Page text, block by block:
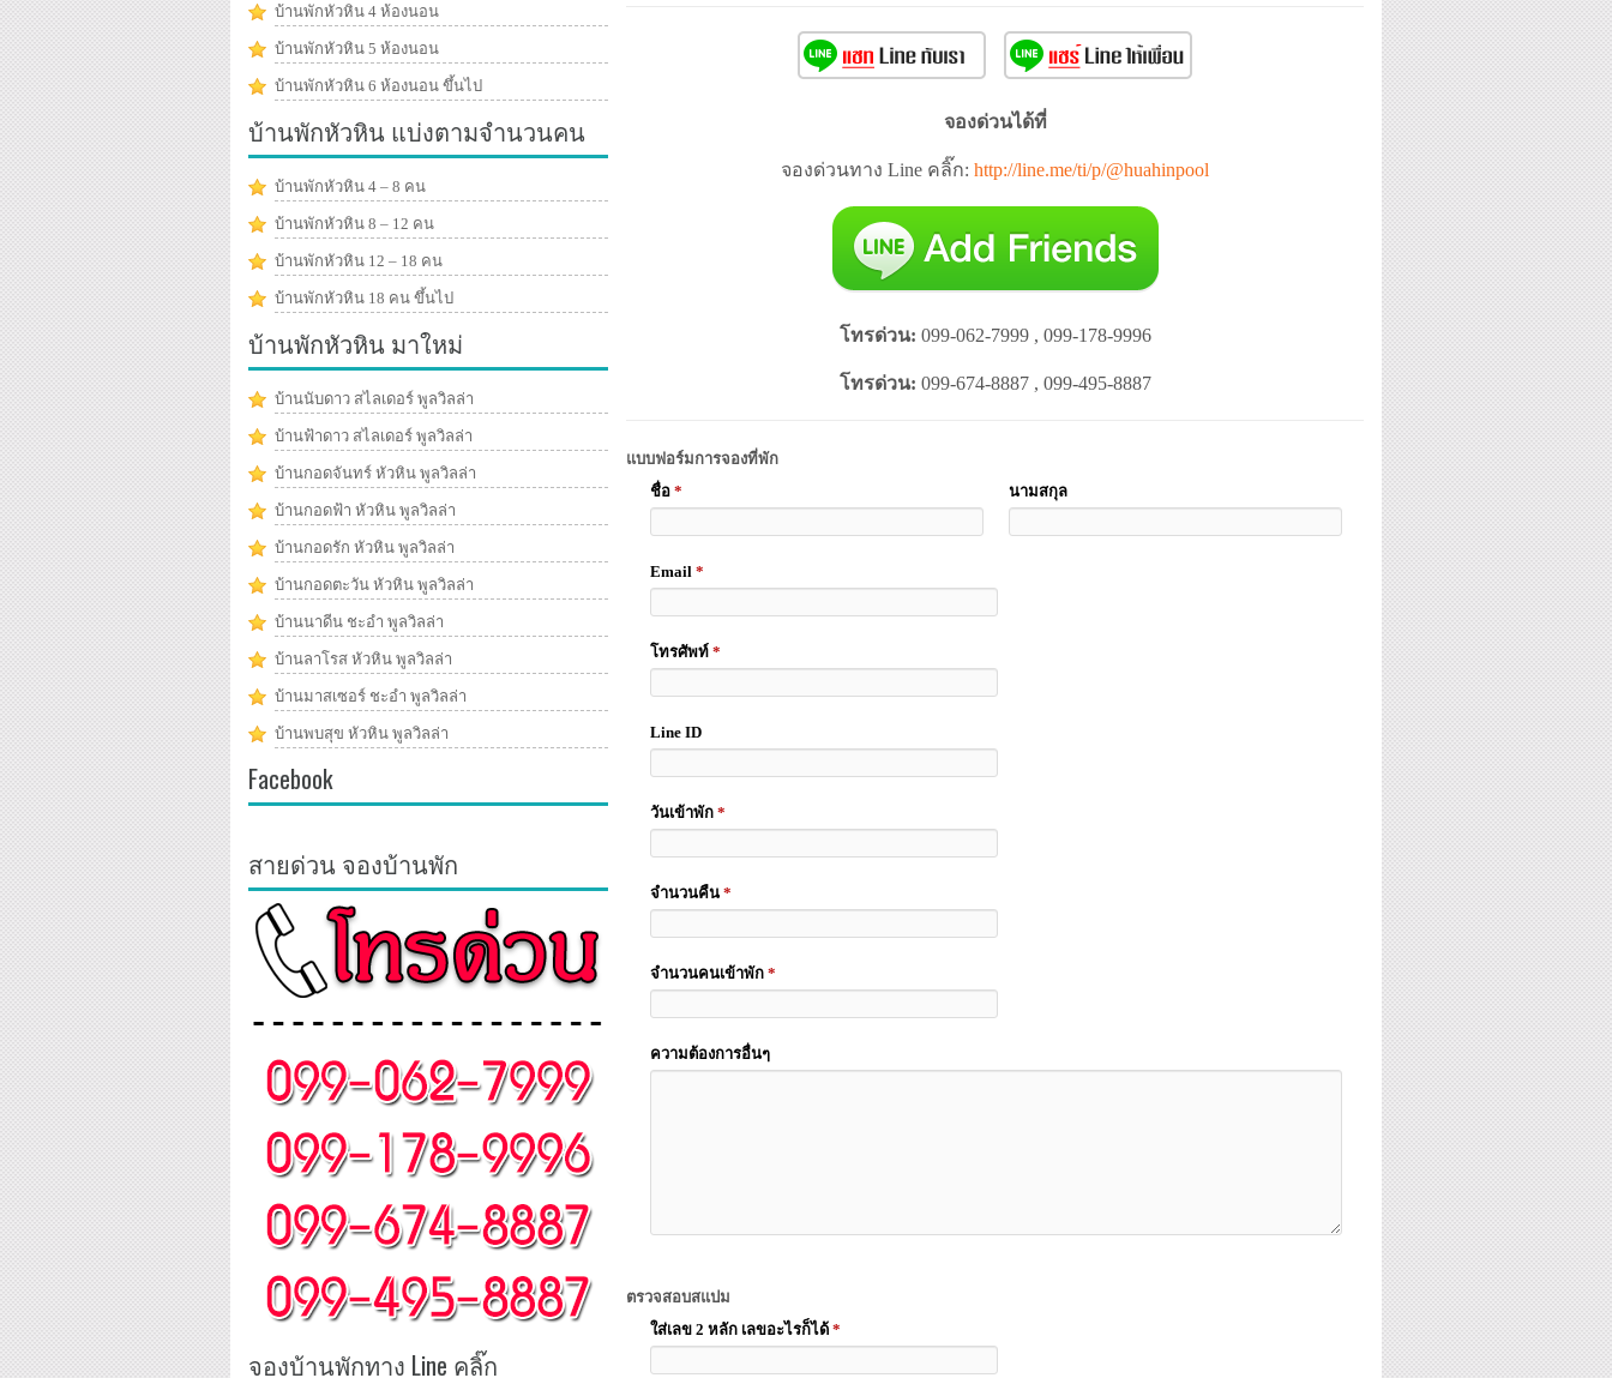
จองด่วนได้ที่
จองด่วนทาง Line คลิ๊ก: http://line.me/ti/p/@huahinpool
โทรด่วน: 099-062-7999 , 099-178-9996
โทรด่วน: 099-674-8887 , 099-495-8887
แบบฟอร์มการจองที่พัก
ชื่อ * นามสกุล
Email *
โทรศัพท์ *
Line ID
วันเข้าพัก *
จำนวนคืน *
จำนวนคนเข้าพัก *
ความต้องการอื่นๆ
ตรวจสอบสแปม
ใส่เลข 2 หลัก เลขอะไรก็ได้ *
บ้านพักหัวหิน 4 ห้องนอน
บ้านพักหัวหิน 5 ห้องนอน
บ้านพักหัวหิน 6 ห้องนอน ขึ้นไป
บ้านพักหัวหิน แบ่งตามจำนวนคน
บ้านพักหัวหิน 4 – 8 คน
บ้านพักหัวหิน 8 – 12 คน
บ้านพักหัวหิน 12 – 18 คน
บ้านพักหัวหิน 18 คน ขึ้นไป
บ้านพักหัวหิน มาใหม่
บ้านนับดาว สไลเดอร์ พูลวิลล่า
บ้านฟ้าดาว สไลเดอร์ พูลวิลล่า
บ้านกอดจันทร์ หัวหิน พูลวิลล่า
บ้านกอดฟ้า หัวหิน พูลวิลล่า
บ้านกอดรัก หัวหิน พูลวิลล่า
บ้านกอดตะวัน หัวหิน พูลวิลล่า
บ้านนาดีน ชะอำ พูลวิลล่า
บ้านลาโรส หัวหิน พูลวิลล่า
บ้านมาสเซอร์ ชะอำ พูลวิลล่า
บ้านพบสุข หัวหิน พูลวิลล่า
Facebook
สายด่วน จองบ้านพัก
จองบ้านพักทาง Line คลิ๊ก